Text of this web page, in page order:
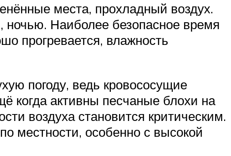
места, прохладный воздух.
ночью. Наиболее безопасное время
прогревается, влажность
погоду, ведь кровососущие
когда активны песчаные блохи на
воздуха становится критическим.
местности, особенно с высокой